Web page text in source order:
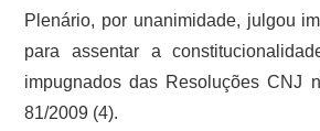
Plenário, por unanimidade, julgou
para assentar a
impugnados das Resoluções CNJ
81/2009 (4).